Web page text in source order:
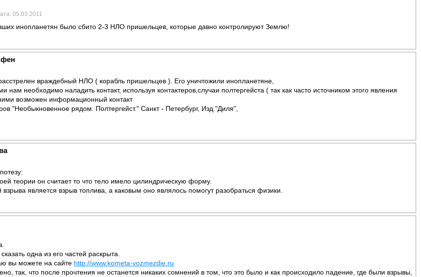
05.03.2011
инопланетян было сбито 2-3 НЛО пришельцев, которые давно контролируют Землю!
фен
враждебный НЛО ( корабль пришельцев ). Его уничтожили инопланетяне,
необходимо наладить контакт, используя контактеров,случаи полтергейста ( так как часто источником этого явления
возможен информационный контакт
"Необыкновенное рядом. Полтергейст." Санкт - Петербург, Изд."Диля",
теории он считает то что тело имело цилиндрическую форму.
является взрыв топлива, а каковым оно являлось помогут разобраться физики.
одна из его частей раскрыта.
вы можете на сайте http://www.kometa-vozmezdie.ru
так, что после прочтения не останется никаких сомнений в том, что это было и как происходило падение, где были взрывы,